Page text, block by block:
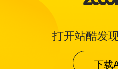
打开站酷发
下载